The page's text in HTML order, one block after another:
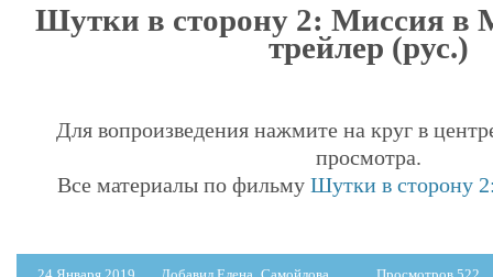
Шутки в сторону 2: Миссия в
трейлер (рус.)
Для вопроизведения нажмите на круг в
просмотра.
Все материалы по фильмуШутки в сторону
24 Января 2019 Добавил Елена_Самойлова Просмотров 522